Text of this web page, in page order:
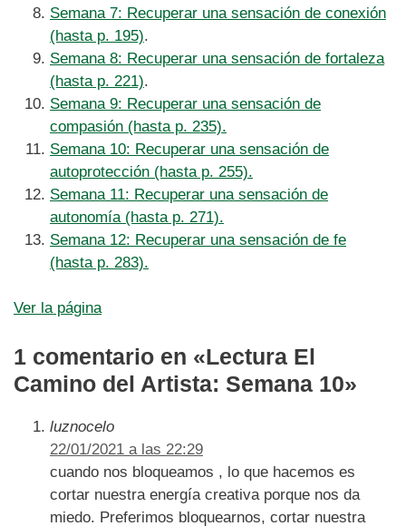
Semana 7: Recuperar una sensación de conexión
(hasta p. 195).
Semana 8: Recuperar una sensación de fortaleza
(hasta p. 221).
Semana 9: Recuperar una sensación de
compasión (hasta p. 235).
Semana 10: Recuperar una sensación de
autoprotección (hasta p. 255).
Semana 11: Recuperar una sensación de
autonomía (hasta p. 271).
Semana 12: Recuperar una sensación de fe
(hasta p. 283).
Ver la página
1 comentario en «Lectura El
Camino del Artista: Semana 10»
luznocelo
22/01/2021 a las 22:29
cuando nos bloqueamos , lo que hacemos es
cortar nuestra energía creativa porque nos da
miedo. Preferimos bloquearnos, cortar nuestra